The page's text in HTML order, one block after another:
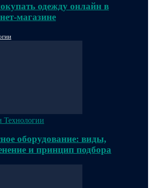
одежду онлайн в
магазине
Технологии
оборудование: виды,
и принцип подбора